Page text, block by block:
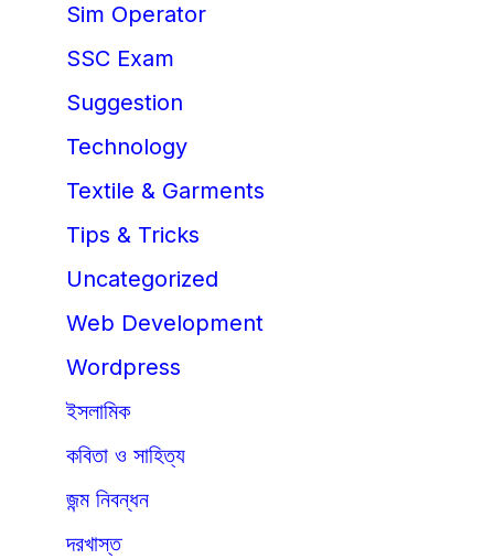
Sim Operator
SSC Exam
Suggestion
Technology
Textile & Garments
Tips & Tricks
Uncategorized
Web Development
Wordpress
ইসলামিক
কবিতা ও সাহিত্য
জন্ম নিবন্ধন
দরখাস্ত